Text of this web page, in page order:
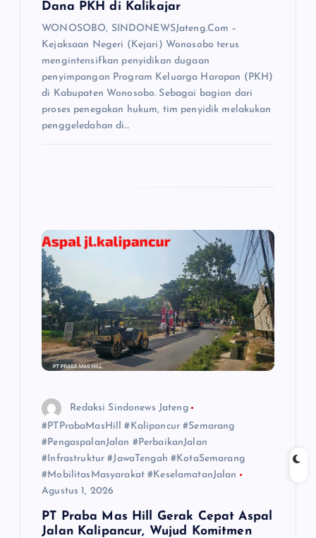
Dana PKH di Kalikajar
WONOSOBO, SINDONEWSJateng.Com –
Kejaksaan Negeri (Kejari) Wonosobo terus
mengintensifkan penyidikan dugaan
penyimpangan Program Keluarga Harapan (PKH)
di Kabupaten Wonosobo. Sebagai bagian dari
proses penegakan hukum, tim penyidik melakukan
penggeledahan di…
Redaksi Sindonews Jateng
#PTPrabaMasHill #Kalipancur #Semarang
#PengaspalanJalan #PerbaikanJalan
#Infrastruktur #JawaTengah #KotaSemarang
#MobilitasMasyarakat #KeselamatanJalan
Agustus 1, 2026
PT Praba Mas Hill Gerak Cepat Aspal
Jalan Kalipancur, Wujud Komitmen